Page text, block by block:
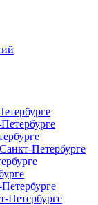
Петербурге
Петербурге